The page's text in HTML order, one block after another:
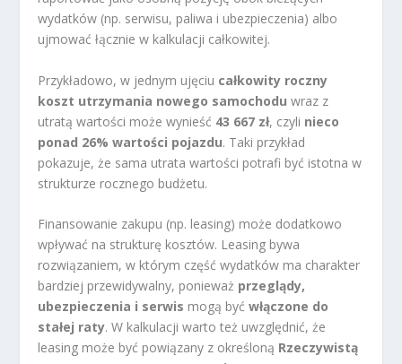
wydatków (np. serwisu, paliwa i ubezpieczenia) albo
ujmować łącznie w kalkulacji całkowitej.
Przykładowo, w jednym ujęciu całkowity roczny
koszt utrzymania nowego samochodu wraz z
utratą wartości może wynieść 43 667 zł, czyli nieco
ponad 26% wartości pojazdu. Taki przykład
pokazuje, że sama utrata wartości potrafi być istotna w
strukturze rocznego budżetu.
Finansowanie zakupu (np. leasing) może dodatkowo
wpływać na strukturę kosztów. Leasing bywa
rozwiązaniem, w którym część wydatków ma charakter
bardziej przewidywalny, ponieważ przeglądy,
ubezpieczenia i serwis mogą byćwłączone do
stałej raty. W kalkulacji warto też uwzględnić, że
leasing może być powiązany z określoną Rzeczywistą